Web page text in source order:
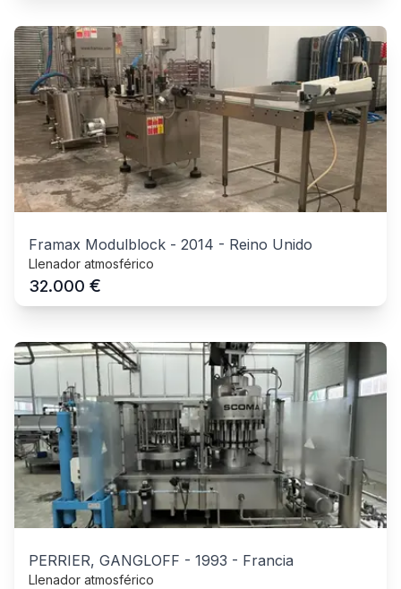
Framax Modulblock - 2014 - Reino Unido
Llenador atmosférico
32.000 €
PERRIER, GANGLOFF - 1993 - Francia
Llenador atmosférico